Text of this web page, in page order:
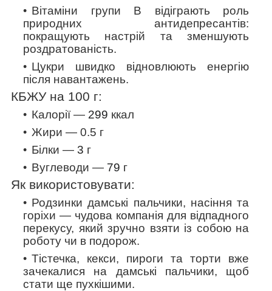
Вітаміни групи В відіграють роль
природних антидепресантів:
покращують настрій та зменшують
роздратованість.
Цукри швидко відновлюють енергію
після навантажень.
КБЖУ на 100 г:
Калорії — 299 ккал
Жири — 0.5 г
Білки — 3 г
Вуглеводи — 79 г
Як використовувати:
Родзинки дамські пальчики, насіння та
горіхи — чудова компанія для відпадного
перекусу, який зручно взяти із собою на
роботу чи в подорож.
Тістечка, кекси, пироги та торти вже
зачекалися на дамські пальчики, щоб
стати ще пухкішими.